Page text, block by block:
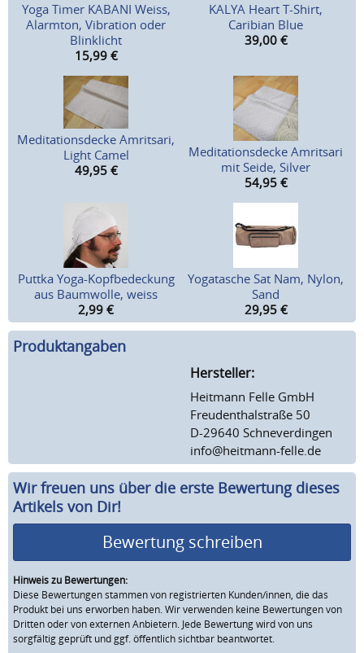
Yoga Timer KABANI Weiss,
Alarmton, Vibration oder
Blinklicht
15,99 €
KALYA Heart T-Shirt,
Caribian Blue
39,00 €
Meditationsdecke Amritsari,
Light Camel
49,95 €
Meditationsdecke Amritsari
mit Seide, Silver
54,95 €
Puttka Yoga-Kopfbedeckung
aus Baumwolle, weiss
2,99 €
Yogatasche Sat Nam, Nylon,
Sand
29,95 €
Produktangaben
Hersteller:
Heitmann Felle GmbH
Freudenthalstraße 50
D-29640 Schneverdingen
info@heitmann-felle.de
Wir freuen uns über die erste Bewertung dieses
Artikels von Dir!
Bewertung schreiben
Hinweis zu Bewertungen:
Diese Bewertungen stammen von registrierten Kunden/innen, die das
Produkt bei uns erworben haben. Wir verwenden keine Bewertungen von
Dritten oder von externen Anbietern. Jede Bewertung wird von uns
sorgfältig geprüft und ggf. öffentlich sichtbar beantwortet.